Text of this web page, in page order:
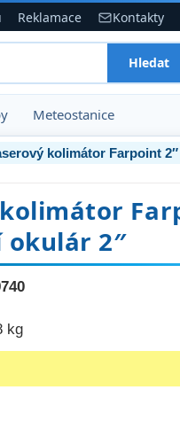
Reklamace Kontakty
Hledat
Meteostanice
kolimátor Farpoint
2″
kg